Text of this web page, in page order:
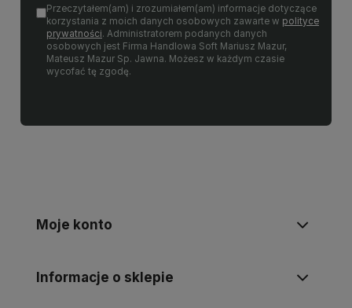
Przeczytałem(am) i zrozumiałem(am) informacje dotyczące
korzystania z moich danych osobowych zawarte w polityce
prywatności. Administratorem podanych danych
osobowych jest Firma Handlowa Soft Mariusz Mazur,
Mateusz Mazur Sp. Jawna. Możesz w każdym czasie
wycofać tę zgodę.
Moje konto
Informacje o sklepie